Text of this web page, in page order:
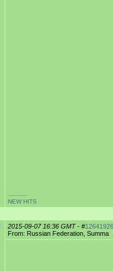
-----------
NEW HITS
2015-09-07 16:36 GMT- #12641926
From: Russian Federation, Summa